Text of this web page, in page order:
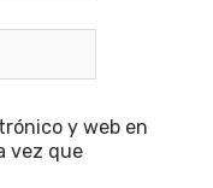
y web en
vez que